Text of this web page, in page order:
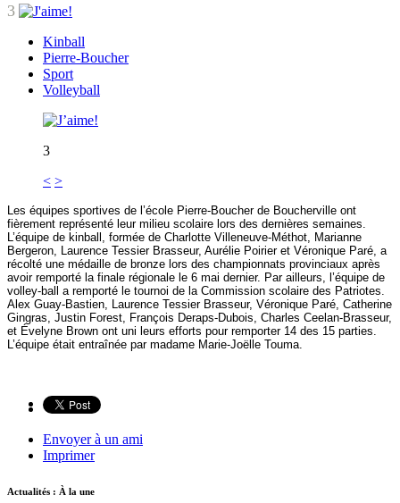
3
Kinball
Pierre-Boucher
Sport
Volleyball
3
< >
Les équipes sportives de l’école Pierre-Boucher de Boucherville ont
fièrement représenté leur milieu scolaire lors des dernières semaines.
L’équipe de kinball, formée de Charlotte Villeneuve-Méthot, Marianne
Bergeron, Laurence Tessier Brasseur, Aurélie Poirier et Véronique Paré, a
récolté une médaille de bronze lors des championnats provinciaux après
avoir remporté la finale régionale le 6 mai dernier. Par ailleurs, l’équipe de
volley-ball a remporté le tournoi de la Commission scolaire des Patriotes.
Alex Guay-Bastien, Laurence Tessier Brasseur, Véronique Paré, Catherine
Gingras, Justin Forest, François Deraps-Dubois, Charles Ceelan-Brasseur,
et Évelyne Brown ont uni leurs efforts pour remporter 14 des 15 parties.
L’équipe était entraînée par madame Marie-Joëlle Touma.
Envoyer à un ami
Imprimer
Actualités : À la une